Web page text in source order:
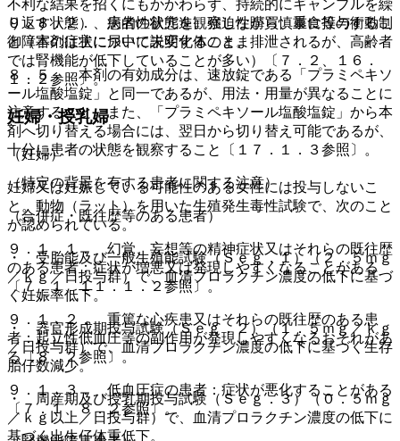
９．８．２． 患者の状態を観察しながら慎重に投与するこ
と（本剤は主に尿中に未変化体のまま排泄されるが、高齢者
では腎機能が低下していることが多い）〔７．２、１６．
１．２参照〕。
妊婦・授乳婦
（妊婦）
妊婦又は妊娠している可能性のある女性には投与しないこ
と。動物（ラット）を用いた生殖発生毒性試験で、次のこと
が認められている。
・ 受胎能及び一般生殖能試験（Ｓｅｇ．１）（２．５ｍｇ
／ｋｇ／日投与群）で、血清プロラクチン濃度の低下に基づ
く妊娠率低下。
・ 器官形成期投与試験（Ｓｅｇ．２）（１．５ｍｇ／ｋｇ
／日投与群）で、血清プロラクチン濃度の低下に基づく生存
胎仔数減少。
・ 周産期及び授乳期投与試験（Ｓｅｇ．３）（０．５ｍｇ
／ｋｇ以上／日投与群）で、血清プロラクチン濃度の低下に
基づく出生仔体重低下。
不利な結果を招くにもかかわらず、持続的にギャンブルを繰
り返す状態）、病的性欲亢進、強迫性購買、暴食等の衝動制
御障害の症状について説明すること。
８．５． 本剤の有効成分は、速放錠である「プラミペキソ
ール塩酸塩錠」と同一であるが、用法・用量が異なることに
注意すること。また、「プラミペキソール塩酸塩錠」から本
剤へ切り替える場合には、翌日から切り替え可能であるが、
十分に患者の状態を観察すること〔１７．１．３参照〕。
（特定の背景を有する患者に関する注意）
（合併症・既往歴等のある患者）
９．１．１． 幻覚、妄想等の精神症状又はそれらの既往歴
のある患者：症状が増悪又は発現しやすくなることがある
〔７．１、１１．１．２参照〕。
９．１．２． 重篤な心疾患又はそれらの既往歴のある患
者：起立性低血圧等の副作用が発現しやすくなるおそれがあ
る〔８．２参照〕。
９．１．３． 低血圧症の患者：症状が悪化することがある
〔７．１、８．２参照〕。